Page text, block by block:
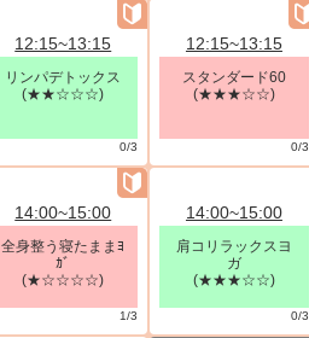
12:15~13:15
リンパデトックス
(★★☆☆☆)
0/3
12:15~13:15
スタンダード60
(★★★☆☆)
0/3
14:00~15:00
全身整う寝たままﾖ
ｶﾞ
(★☆☆☆☆)
1/3
14:00~15:00
肩コリラックスヨ
ガ
(★★★☆☆)
0/3